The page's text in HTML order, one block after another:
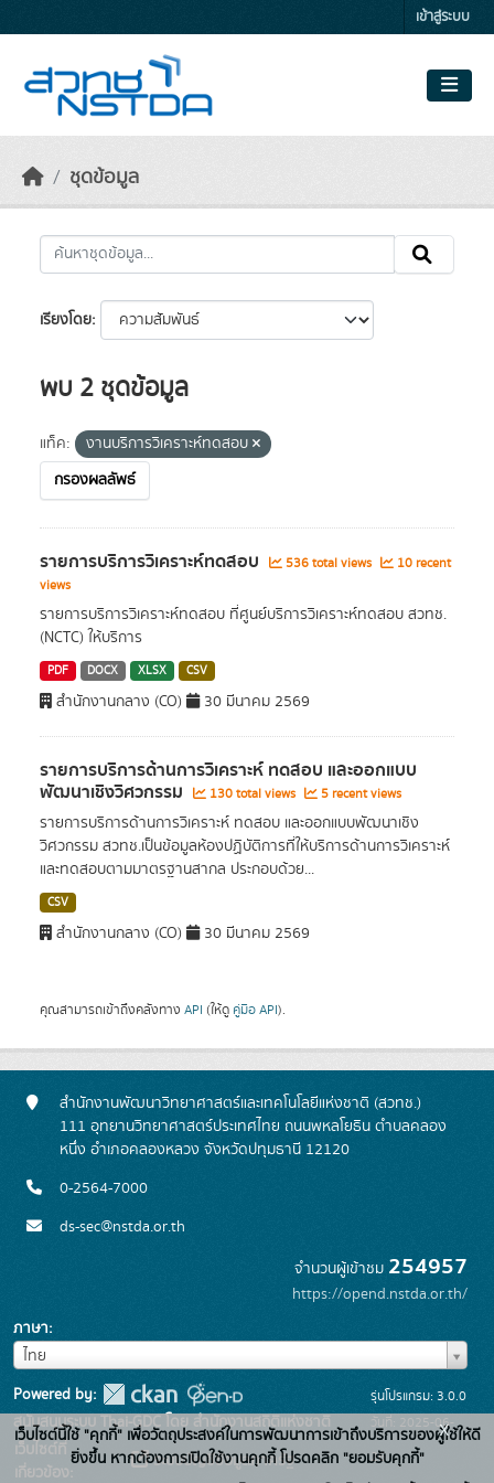
เข้าสู่ระบบ
ชุดข้อมูล
เรียงโดย
พบ 2 ชุดข้อมูล
แท็ค:
งานบริการวิเคราะห์ทดสอบ
กรองผลลัพธ์
รายการบริการวิเคราะห์ทดสอบ 536 total views
10 recent
views
รายการบริการวิเคราะห์ทดสอบ ที่ศูนย์บริการวิเคราะห์ทดสอบ สวทช.
(NCTC) ให้บริการ
PDF DOCX XLSX CSV
สำนักงานกลาง (CO) 30 มีนาคม 2569
รายการบริการด้านการวิเคราะห์ ทดสอบ และออกแบบ
พัฒนาเชิงวิศวกรรม 130 total views 5 recent views
รายการบริการด้านการวิเคราะห์ ทดสอบ และออกแบบพัฒนาเชิง
วิศวกรรม สวทช.เป็นข้อมูลห้องปฏิบัติการที่ให้บริการด้านการวิเคราะห์
และทดสอบตามมาตรฐานสากล ประกอบด้วย...
CSV
สำนักงานกลาง (CO) 30 มีนาคม 2569
คุณสามารถเข้าถึงคลังทาง API (ให้ดู คู่มือ API).
สำนักงานพัฒนาวิทยาศาสตร์และเทคโนโลยีแห่งชาติ (สวทช.)
111 อุทยานวิทยาศาสตร์ประเทศไทย ถนนพหลโยธิน ตำบลคลอง
หนึ่ง อำเภอคลองหลวง จังหวัดปทุมธานี 12120
0-2564-7000
ds-sec@nstda.or.th
จำนวนผู้เข้าชม 254957
https://opend.nstda.or.th/
ภาษา
ไทย
ภาษา
Powered by:
สนับสนุนระบบ Thai-GDC โดย สำนักงานสถิติแห่งชาติ
เว็บไซต์ที่
เกี่ยวข้อง:
ระบบบัญชีข้อมูลภาครัฐ
รุ่นโปรแกรม: 3.0.0
วันที่: 2025-06-
26
เว็บไซต์นี้ใช้ "คุกกี้" เพื่อวัตถุประสงค์ในการพัฒนาการเข้าถึงบริการของผู้ใช้ให้ดี
ยิ่งขึ้น หากต้องการเปิดใช้งานคุกกี้ โปรดคลิก "ยอมรับคุกกี้"
x